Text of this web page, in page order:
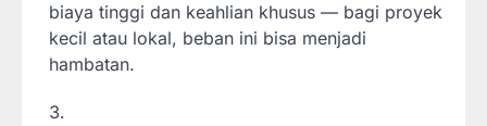
biaya tinggi dan keahlian khusus — bagi proyek
kecil atau lokal, beban ini bisa menjadi
hambatan.